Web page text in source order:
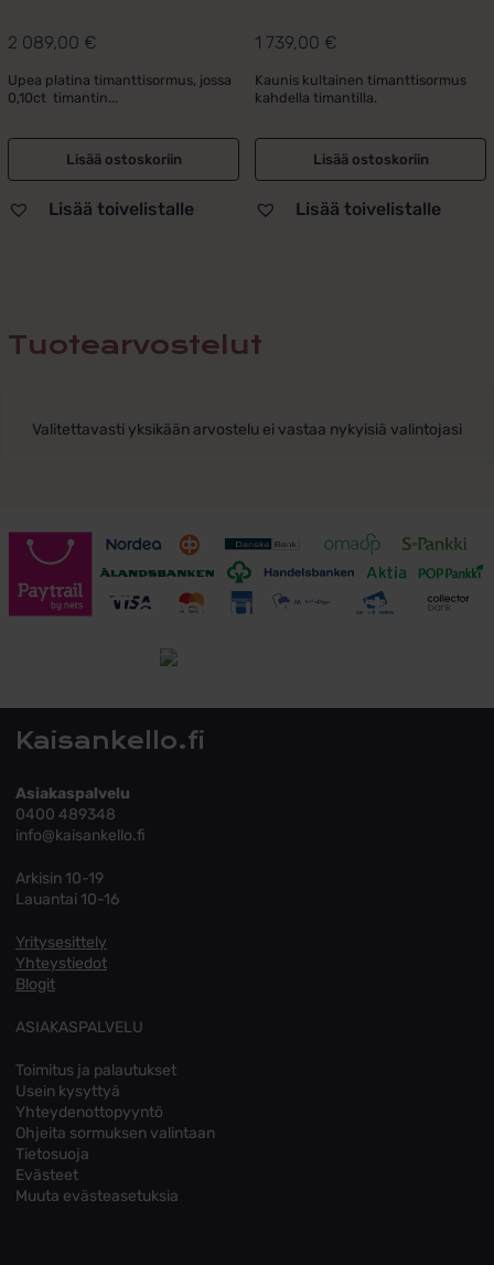
2 089,00 €
Upea platina timanttisormus, jossa
0,10ct timantin...
Lisää ostoskoriin
Lisää toivelistalle
1 739,00 €
Kaunis kultainen timanttisormus
kahdella timantilla.
Lisää ostoskoriin
Lisää toivelistalle
Tuotearvostelut
Valitettavasti yksikään arvostelu ei vastaa nykyisiä valintojasi
Toimitusehdot
Kaisankello.fi
Asiakaspalvelu
0400 489348
info@kaisankello.fi
Arkisin 10-19
Lauantai 10-16
Yritysesittely
Yhteystiedot
Blogit
ASIAKASPALVELU
Toimitus ja palautukset
Usein kysyttyä
Yhteydenottopyyntö
Ohjeita sormuksen valintaan
Tietosuoja
Evästeet
Muuta evästeasetuksia